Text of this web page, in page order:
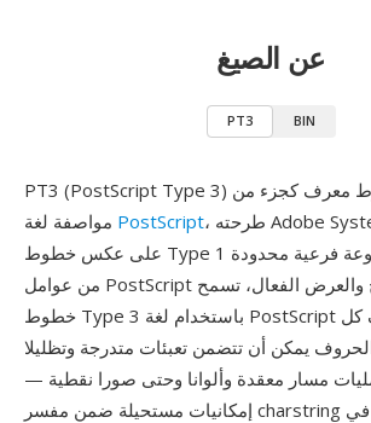
عن الصيغ
PT3 BIN
PT3 (PostScript Type 3) هو تنسيق خطوط معرف كجزء من
PostScript، طرحته Adobe Systems عام 1984.
على عكس خطوط Type 1 التي تستخدم مجموعة فرعية محدودة
من عوامل PostScript محسنة للتلميح والعرض الفعال، تسمح
خطوط Type 3 باستخدام لغة PostScript الكاملة لوصف كل
يمكن أن تتضمن تعبئات متدرجة وتظليلا
مسار معقدة وألوانا وحتى صورا نقطية —
إمكانيات مستحيلة ضمن مفسر charstring المحدود في Type 1.